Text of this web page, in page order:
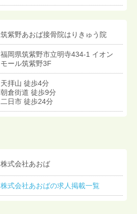
筑紫野あおば接骨院はりきゅう院
福岡県筑紫野市立明寺434-1 イオン
モール筑紫野3F
天拝山 徒歩4分
朝倉街道 徒歩9分
二日市 徒歩24分
株式会社あおば
株式会社あおばの求人掲載一覧